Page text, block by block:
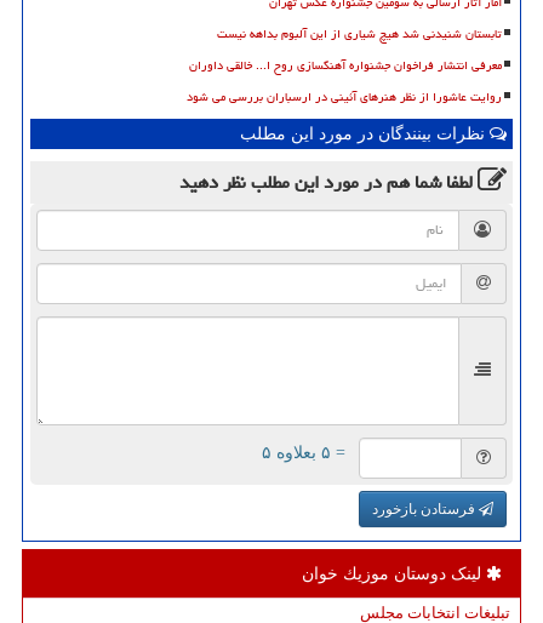
تابستان شنیدنی شد هیچ شیاری از این آلبوم بداهه نیست
معرفی انتشار فراخوان جشنواره آهنگسازی روح ا... خالقی داوران
روایت عاشورا از نظر هنرهای آئینی در ارسباران بررسی می شود
نظرات بینندگان در مورد این مطلب
لطفا شما همدر مورد این مطلبنظر دهید
= ۵ بعلاوه ۵
فرستادن بازخورد
لینک دوستان موزیك خوان
تبلیغات انتخابات مجلس